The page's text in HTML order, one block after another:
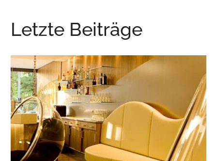
Letzte Beiträge
Cocoon Lifestyle Hotel
CONTEMPORARY